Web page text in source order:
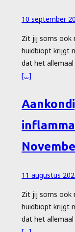
10 september
Zit jij soms ook
huidbiopt krijgt
dat het
[…]
11 augustus
Zit jij soms ook
huidbiopt krijgt
dat het